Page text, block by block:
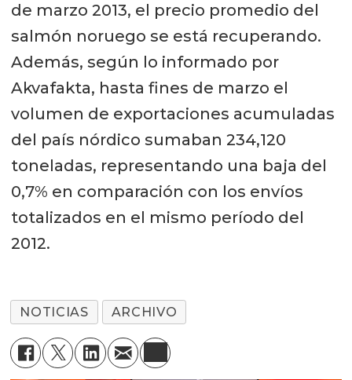
de marzo 2013, el precio promedio del
salmón noruego se está recuperando.
Además, según lo informado por
Akvafakta, hasta fines de marzo el
volumen de exportaciones acumuladas
del país nórdico sumaban 234,120
toneladas, representando una baja del
0,7% en comparación con los envíos
totalizados en el mismo período del
2012.
NOTICIAS ARCHIVO